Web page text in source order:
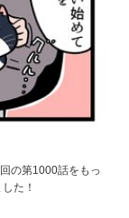
の第1000話をもっ
た！